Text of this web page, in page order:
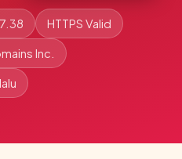
HTTPS Valid
Inc.